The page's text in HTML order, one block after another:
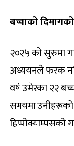
बच्चाको
२०२५ को सुरुमा
अध्ययनले फरक
वर्ष उमेरका २२
समयमा उनीहरूको
हिप्पोक्याम्पसको